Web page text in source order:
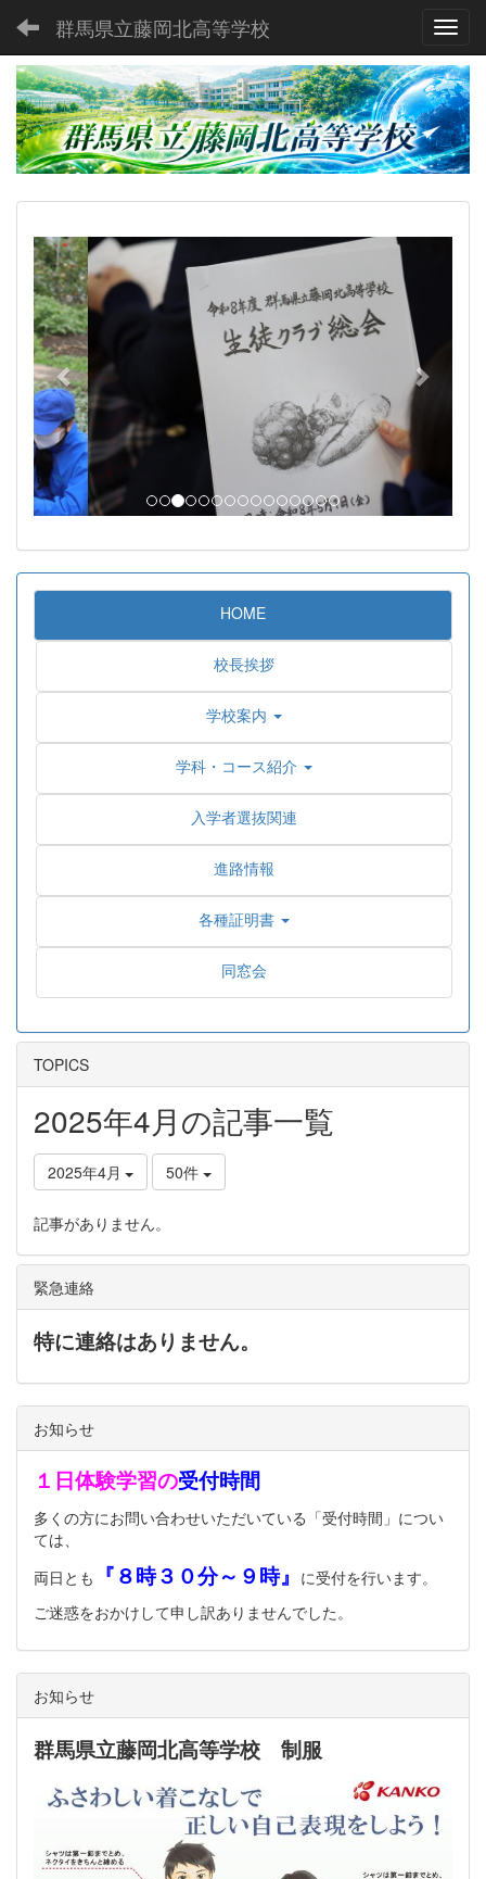
群馬県立藤岡北高等学校
p
r
e
v
i
o
u
s
n
HOME
校長挨拶
学校案内
学科・コース紹介
入学者選抜関連
進路情報
各種証明書
同窓会
TOPICS
2025年4月の記事一覧
2025年4月 50件
記事がありません。
緊急連絡
特に連絡はありません。
お知らせ
１日体験学習の受付時間
多くの方にお問い合わせいただいている「受付時間」につい
ては、
両日とも
『８時３０分～９時』 に受付を行います。
ご迷惑をおかけして申し訳ありませんでした。
お知らせ
群馬県立藤岡北高等学校 制服